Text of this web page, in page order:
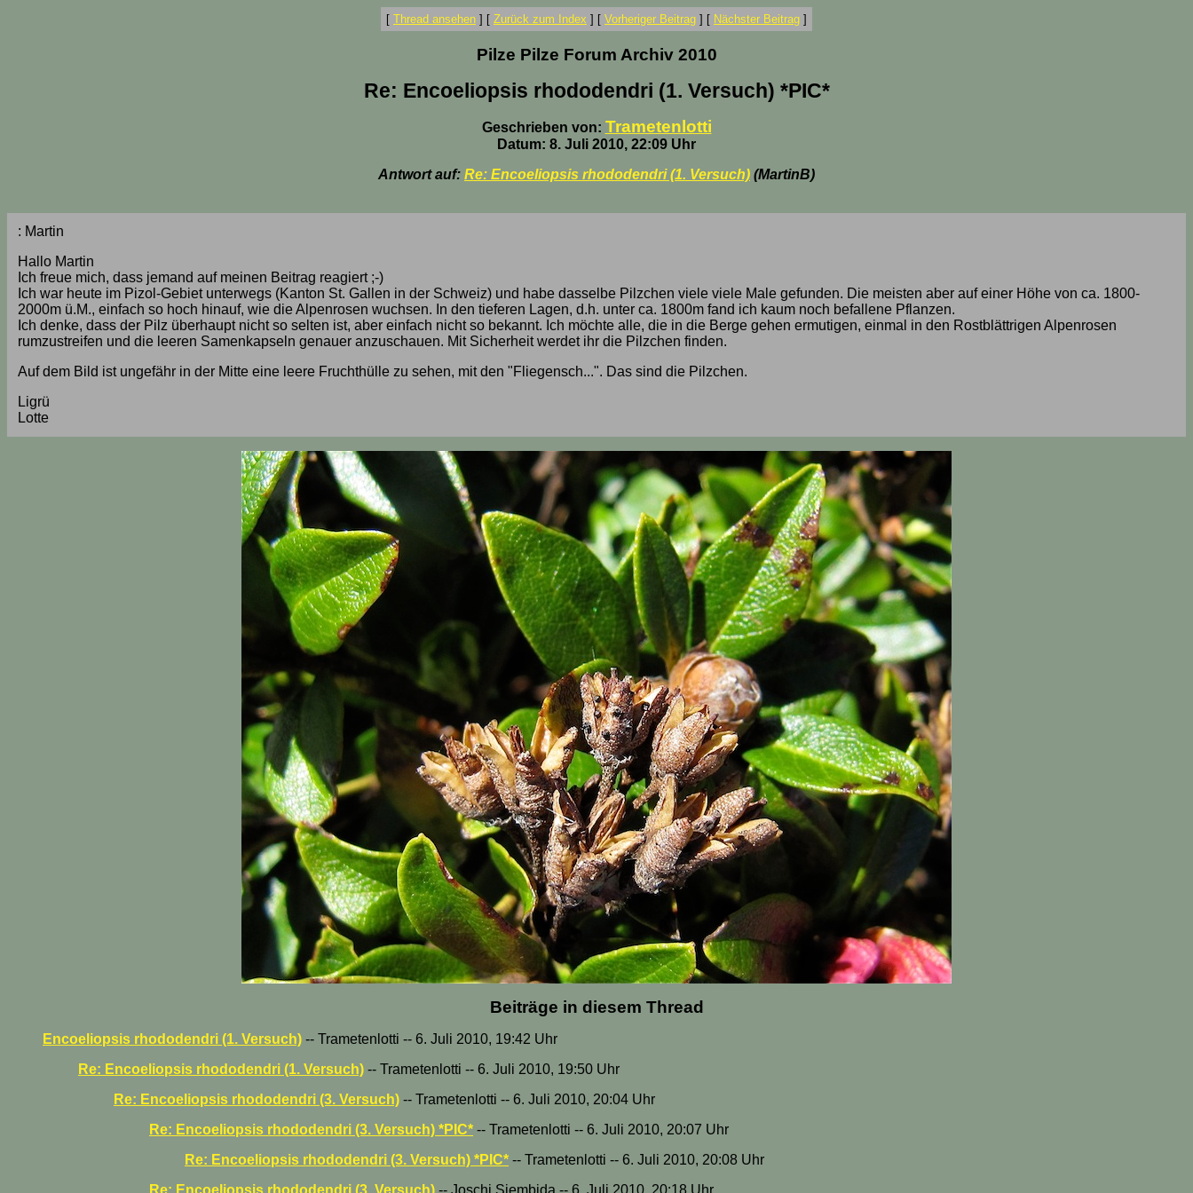
[ Thread ansehen ] [ Zurück zum Index ] [ Vorheriger Beitrag ] [ Nächster Beitrag ]
Pilze Pilze Forum Archiv 2010
Re: Encoeliopsis rhododendri (1. Versuch) *PIC*
Geschrieben von: Trametenlotti
Datum: 8. Juli 2010, 22:09 Uhr
Antwort auf: Re: Encoeliopsis rhododendri (1. Versuch) (MartinB)
: Martin
Hallo Martin
Ich freue mich, dass jemand auf meinen Beitrag reagiert ;-)
Ich war heute im Pizol-Gebiet unterwegs (Kanton St. Gallen in der Schweiz) und habe dasselbe Pilzchen viele viele Male gefunden. Die meisten aber auf einer Höhe von ca. 1800-
2000m ü.M., einfach so hoch hinauf, wie die Alpenrosen wuchsen. In den tieferen Lagen, d.h. unter ca. 1800m fand ich kaum noch befallene Pflanzen.
Ich denke, dass der Pilz überhaupt nicht so selten ist, aber einfach nicht so bekannt. Ich möchte alle, die in die Berge gehen ermutigen, einmal in den Rostblättrigen Alpenrosen
rumzustreifen und die leeren Samenkapseln genauer anzuschauen. Mit Sicherheit werdet ihr die Pilzchen finden.
Auf dem Bild ist ungefähr in der Mitte eine leere Fruchthülle zu sehen, mit den "Fliegensch...". Das sind die Pilzchen.
Ligrü
Lotte
Beiträge in diesem Thread
Encoeliopsis rhododendri (1. Versuch) -- Trametenlotti -- 6. Juli 2010, 19:42 Uhr
Re: Encoeliopsis rhododendri (1. Versuch) -- Trametenlotti -- 6. Juli 2010, 19:50 Uhr
Re: Encoeliopsis rhododendri (3. Versuch) -- Trametenlotti -- 6. Juli 2010, 20:04 Uhr
Re: Encoeliopsis rhododendri (3. Versuch) *PIC* -- Trametenlotti -- 6. Juli 2010, 20:07 Uhr
Re: Encoeliopsis rhododendri (3. Versuch) *PIC* -- Trametenlotti -- 6. Juli 2010, 20:08 Uhr
Re: Encoeliopsis rhododendri (3. Versuch) -- Joschi Siembida -- 6. Juli 2010, 20:18 Uhr